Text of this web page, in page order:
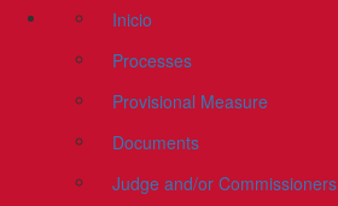
Inicio
Processes
Provisional Measure
Documents
Judge and/or Commissioners